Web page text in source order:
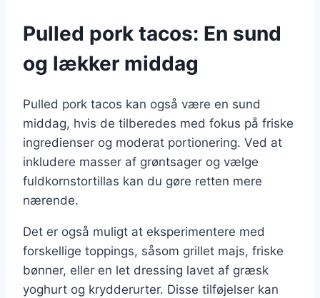
Pulled pork tacos: En sund
og lækker middag
Pulled pork tacos kan også være en sund
middag, hvis de tilberedes med fokus på friske
ingredienser og moderat portionering. Ved at
inkludere masser af grøntsager og vælge
fuldkornstortillas kan du gøre retten mere
nærende.
Det er også muligt at eksperimentere med
forskellige toppings, såsom grillet majs, friske
bønner, eller en let dressing lavet af græsk
yoghurt og krydderurter. Disse tilføjelser kan